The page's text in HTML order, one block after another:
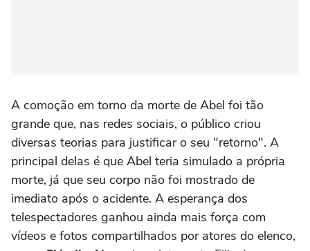
A comoção em torno da morte de Abel foi tão
grande que, nas redes sociais, o público criou
diversas teorias para justificar o seu "retorno". A
principal delas é que Abel teria simulado a própria
morte, já que seu corpo não foi mostrado de
imediato após o acidente. A esperança dos
telespectadores ganhou ainda mais força com
vídeos e fotos compartilhados por atores do elenco,